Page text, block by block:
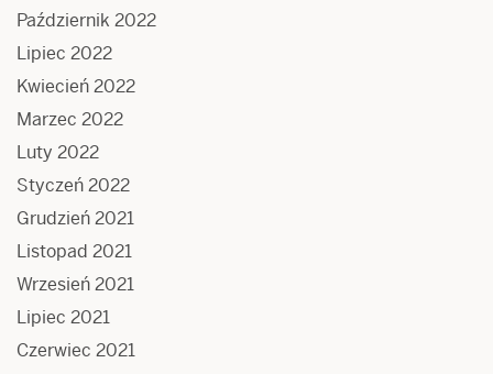
Październik 2022
Lipiec 2022
Kwiecień 2022
Marzec 2022
Luty 2022
Styczeń 2022
Grudzień 2021
Listopad 2021
Wrzesień 2021
Lipiec 2021
Czerwiec 2021